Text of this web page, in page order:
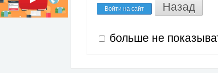
Войти на сайт Назад
больше не